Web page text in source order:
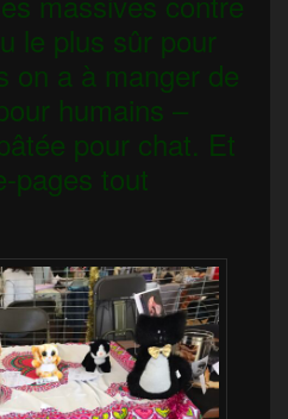
le plus sûr pour
on a à manger de
humains –
pour chat. Et
pages tout